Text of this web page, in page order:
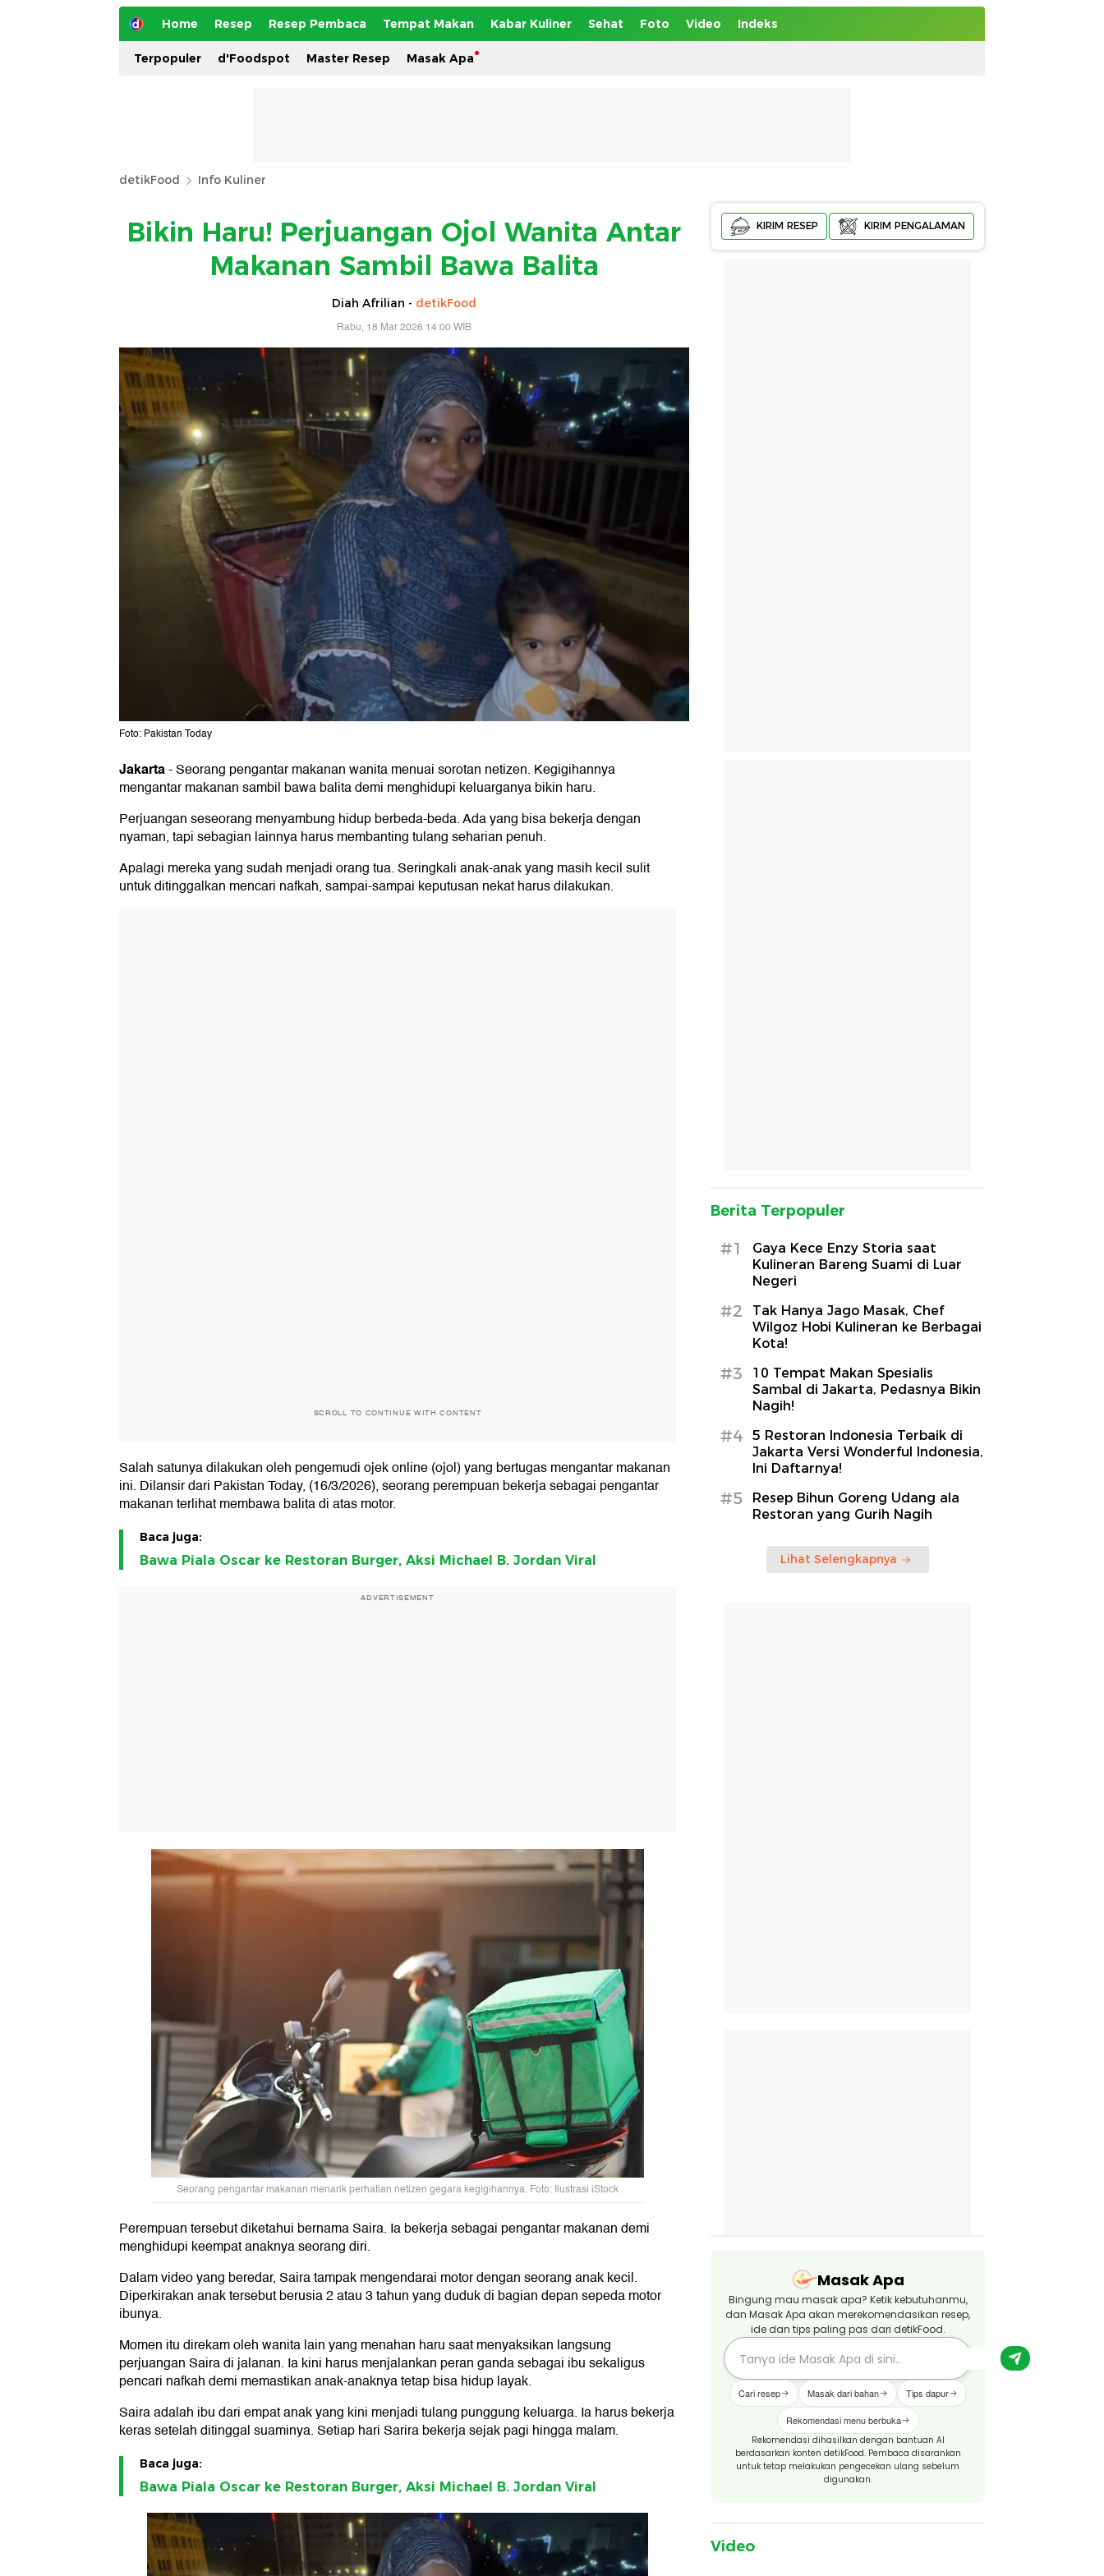
Home Resep Resep Pembaca Tempat Makan Kabar Kuliner Sehat Foto Video Indeks
Terpopuler d'Foodspot Master Resep Masak Apa
detikFood Info Kuliner
Bikin Haru! Perjuangan Ojol Wanita Antar
Makanan Sambil Bawa Balita
Diah Afrilian - detikFood
Rabu, 18 Mar 2026 14:00 WIB
Foto: Pakistan Today
Jakarta-Seorang pengantar makanan wanita menuai sorotan netizen. Kegigihannya
mengantar makanan sambil bawa balita demi menghidupi keluarganya bikin haru.
Perjuangan seseorang menyambung hidup berbeda-beda. Ada yang bisa bekerja dengan
nyaman, tapi sebagian lainnya harus membanting tulang seharian penuh.
Apalagi mereka yang sudah menjadi orang tua. Seringkali anak-anak yang masih kecil sulit
untuk ditinggalkan mencari nafkah, sampai-sampai keputusan nekat harus dilakukan.
SCROLL TO CONTINUE WITH CONTENT
Salah satunya dilakukan oleh pengemudi ojek online (ojol) yang bertugas mengantar makanan
ini. Dilansir dari Pakistan Today, (16/3/2026), seorang perempuan bekerja sebagai pengantar
makanan terlihat membawa balita di atas motor.
Baca juga:
Bawa Piala Oscar ke Restoran Burger, Aksi Michael B. Jordan Viral
ADVERTISEMENT
Seorang pengantar makanan menarik perhatian netizen gegara kegigihannya. Foto: Ilustrasi iStock
Perempuan tersebut diketahui bernama Saira. Ia bekerja sebagai pengantar makanan demi
menghidupi keempat anaknya seorang diri.
Dalam video yang beredar, Saira tampak mengendarai motor dengan seorang anak kecil.
Diperkirakan anak tersebut berusia 2 atau 3 tahun yang duduk di bagian depan sepeda motor
ibunya.
Momen itu direkam oleh wanita lain yang menahan haru saat menyaksikan langsung
perjuangan Saira di jalanan. Ia kini harus menjalankan peran ganda sebagai ibu sekaligus
pencari nafkah demi memastikan anak-anaknya tetap bisa hidup layak.
Saira adalah ibu dari empat anak yang kini menjadi tulang punggung keluarga. Ia harus bekerja
keras setelah ditinggal suaminya. Setiap hari Sarira bekerja sejak pagi hingga malam.
Baca juga:
Bawa Piala Oscar ke Restoran Burger, Aksi Michael B. Jordan Viral
KIRIM RESEP KIRIM PENGALAMAN
Berita Terpopuler
#1
Gaya Kece Enzy Storia saat
Kulineran Bareng Suami di Luar
Negeri
#2
Tak Hanya Jago Masak, Chef
Wilgoz Hobi Kulineran ke Berbagai
Kota!
#3
10 Tempat Makan Spesialis
Sambal di Jakarta, Pedasnya Bikin
Nagih!
#4
5 Restoran Indonesia Terbaik di
Jakarta Versi Wonderful Indonesia,
Ini Daftarnya!
#5
Resep Bihun Goreng Udang ala
Restoran yang Gurih Nagih
Lihat Selengkapnya
Masak Apa
Bingung mau masak apa? Ketik kebutuhanmu,
dan Masak Apa akan merekomendasikan resep,
ide dan tips paling pas dari detikFood.
Cari resep Masak dari bahan Tips dapur
Rekomendasi menu berbuka
Rekomendasi dihasilkan dengan bantuan AI
berdasarkan konten detikFood. Pembaca disarankan
untuk tetap melakukan pengecekan ulang sebelum
digunakan.
Video